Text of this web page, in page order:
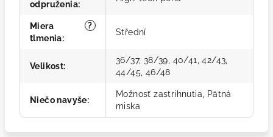
odpruženia:
?
Miera
tlmenia:
Střední
Velikost:
36/37, 38/39, 40/41, 42/43,
44/45, 46/48
Niečo navyše:
Možnosť zastrihnutia, Pätná
miska